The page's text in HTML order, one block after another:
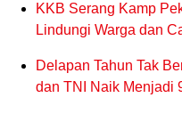
KKB Serang Kamp
Lindungi Warga dan
Delapan Tahun Tak
dan TNI Naik Menjadi